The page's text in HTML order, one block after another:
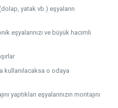
yatak vb.) eşyaların
eşyalarınızı ve büyük hacimli
kullanılacaksa o odaya
yaptıkları eşyalarınızın montajını